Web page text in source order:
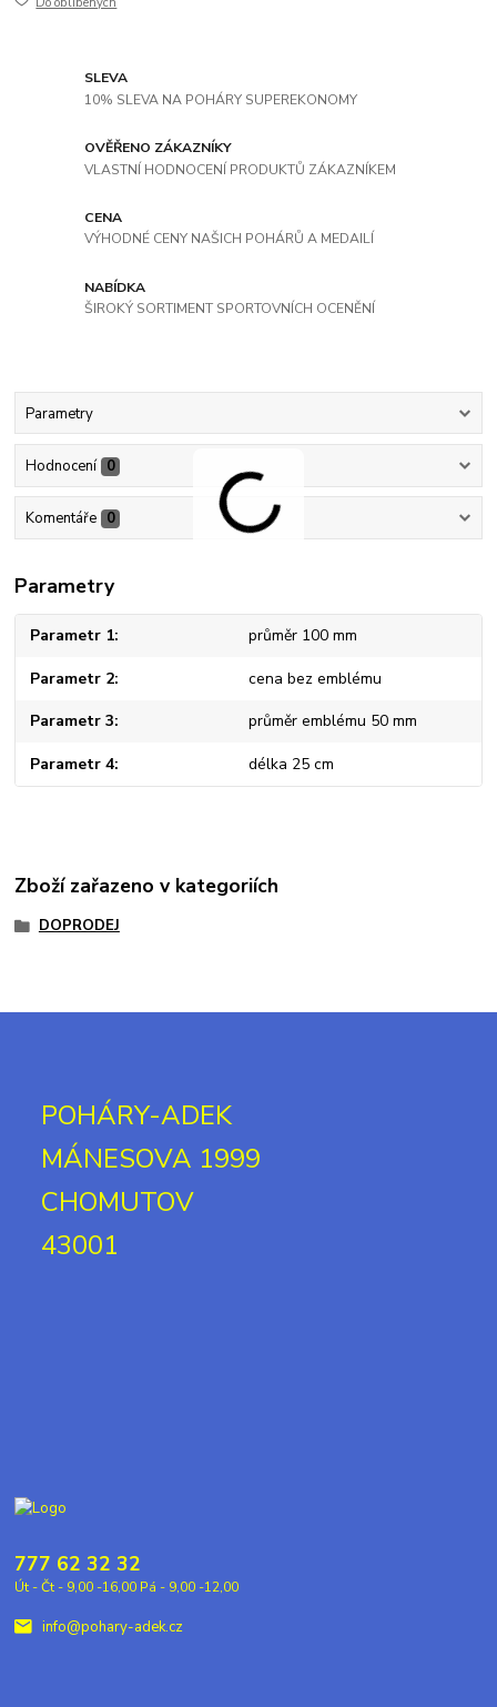
SLEVA
10% SLEVA NA POHÁRY SUPEREKONOMY
OVĚŘENO ZÁKAZNÍKY
VLASTNÍ HODNOCENÍ PRODUKTŮ ZÁKAZNÍKEM
CENA
VÝHODNÉ CENY NAŠICH POHÁRŮ A MEDAILÍ
NABÍDKA
ŠIROKÝ SORTIMENT SPORTOVNÍCH OCENĚNÍ
Parametry
Hodnocení 0
Komentáře 0
Parametry
Parametr 1 průměr 100 mm
Parametr 2 cena bez emblému
Parametr 3 průměr emblému 50 mm
Parametr 4 délka 25 cm
Zboží zařazeno v kategoriích
DOPRODEJ
POHÁRY-ADEK
MÁNESOVA 1999
CHOMUTOV
43001
777 62 32 32
Út - Čt - 9,00 -16,00 Pá - 9,00 -12,00
info@pohary-adek.cz